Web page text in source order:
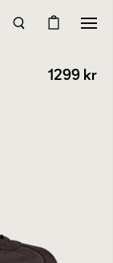
1299 kr